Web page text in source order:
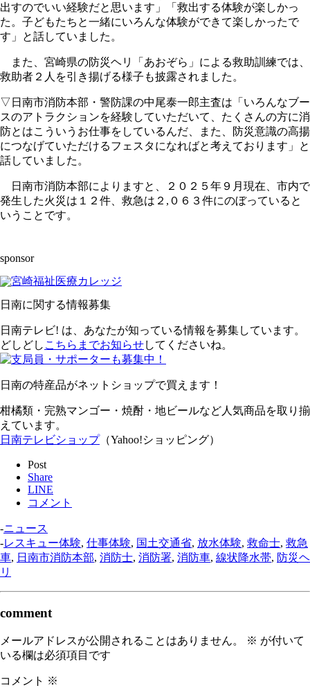
出すのでいい経験だと思います」「救出する体験が楽しかっ
た。子どもたちと一緒にいろんな体験ができて楽しかったで
す」と話していました。
また、宮崎県の防災ヘリ「あおぞら」による救助訓練では、
救助者２人を引き揚げる様子も披露されました。
▽日南市消防本部・警防課の中尾泰一郎主査は「いろんなブー
スのアトラクションを経験していただいて、たくさんの方に消
防とはこういうお仕事をしているんだ、また、防災意識の高揚
につなげていただけるフェスタになればと考えております」と
話していました。
日南市消防本部によりますと、２０２５年９月現在、市内で
発生した火災は１２件、救急は２,０６３件にのぼっていると
いうことです。
sponsor
日南に関する情報募集
日南テレビ! は、あなたが知っている情報を募集しています。
どしどし こちらまでお知らせしてくださいね。
日南の特産品がネットショップで買えます！
柑橘類・完熟マンゴー・焼酎・地ビールなど人気商品を取り揃
えています。
日南テレビショップ（Yahoo!ショッピング）
Post
Share
LINE
コメント
-ニュース
-レスキュー体験, 仕事体験, 国土交通省, 放水体験, 救命士, 救急
車, 日南市消防本部, 消防士, 消防署, 消防車, 線状降水帯, 防災ヘ
リ
comment
メールアドレスが公開されることはありません。 ※ が付いて
いる欄は必須項目です
コメント ※